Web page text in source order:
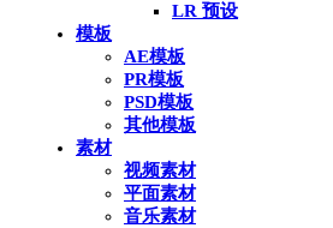
LR 预设
模板
AE模板
PR模板
PSD模板
其他模板
素材
视频素材
平面素材
音乐素材